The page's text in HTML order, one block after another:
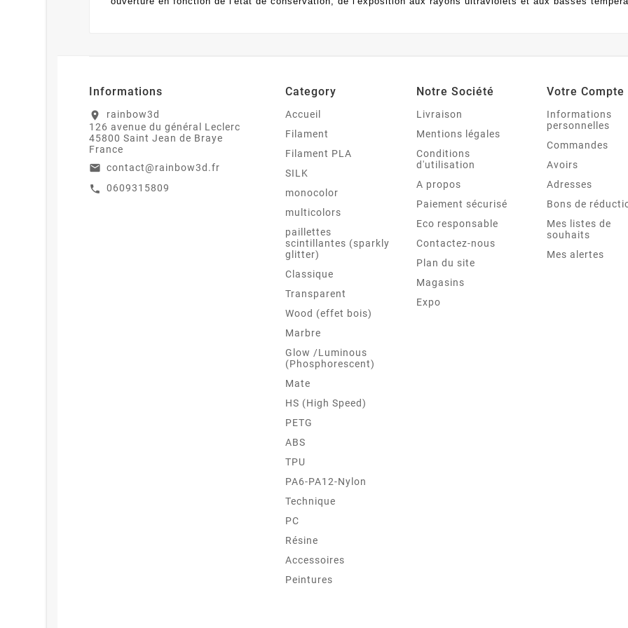
Informations
location_on
rainbow3d
126 avenue du général Leclerc
45800 Saint Jean de Braye
France
email contact@rainbow3d.fr
call 0609315809
Category
Accueil
Filament
Filament PLA
SILK
monocolor
multicolors
paillettes
scintillantes (sparkly
glitter)
Classique
Transparent
Wood (effet bois)
Marbre
Glow /Luminous
(Phosphorescent)
Mate
HS (High Speed)
PETG
ABS
TPU
PA6-PA12-Nylon
Technique
PC
Résine
Accessoires
Peintures
Notre Société
Livraison
Mentions légales
Conditions
d'utilisation
A propos
Paiement sécurisé
Eco responsable
Contactez-nous
Plan du site
Magasins
Expo
Votre Compte
Informations
personnelles
Commandes
Avoirs
Adresses
Bons de
Mes listes de
souhaits
Mes alertes